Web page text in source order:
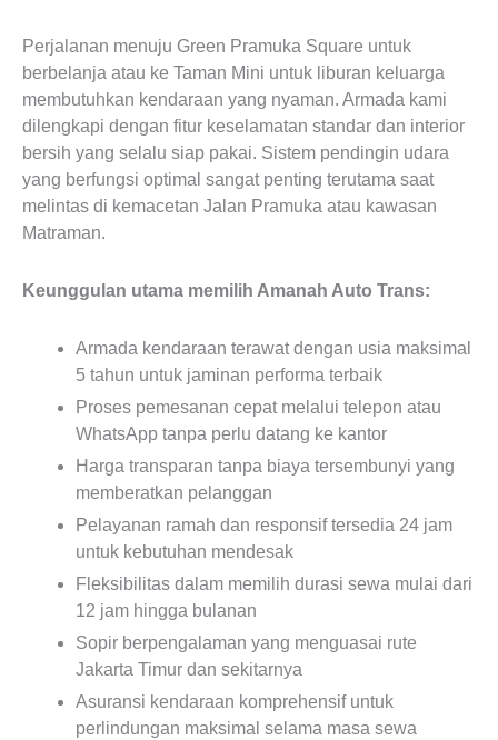
Perjalanan menuju Green Pramuka Square untuk
berbelanja atau ke Taman Mini untuk liburan keluarga
membutuhkan kendaraan yang nyaman. Armada kami
dilengkapi dengan fitur keselamatan standar dan interior
bersih yang selalu siap pakai. Sistem pendingin udara
yang berfungsi optimal sangat penting terutama saat
melintas di kemacetan Jalan Pramuka atau kawasan
Matraman.
Keunggulan utama memilih Amanah Auto Trans:
Armada kendaraan terawat dengan usia maksimal
5 tahun untuk jaminan performa terbaik
Proses pemesanan cepat melalui telepon atau
WhatsApp tanpa perlu datang ke kantor
Harga transparan tanpa biaya tersembunyi yang
memberatkan pelanggan
Pelayanan ramah dan responsif tersedia 24 jam
untuk kebutuhan mendesak
Fleksibilitas dalam memilih durasi sewa mulai dari
12 jam hingga bulanan
Sopir berpengalaman yang menguasai rute
Jakarta Timur dan sekitarnya
Asuransi kendaraan komprehensif untuk
perlindungan maksimal selama masa sewa